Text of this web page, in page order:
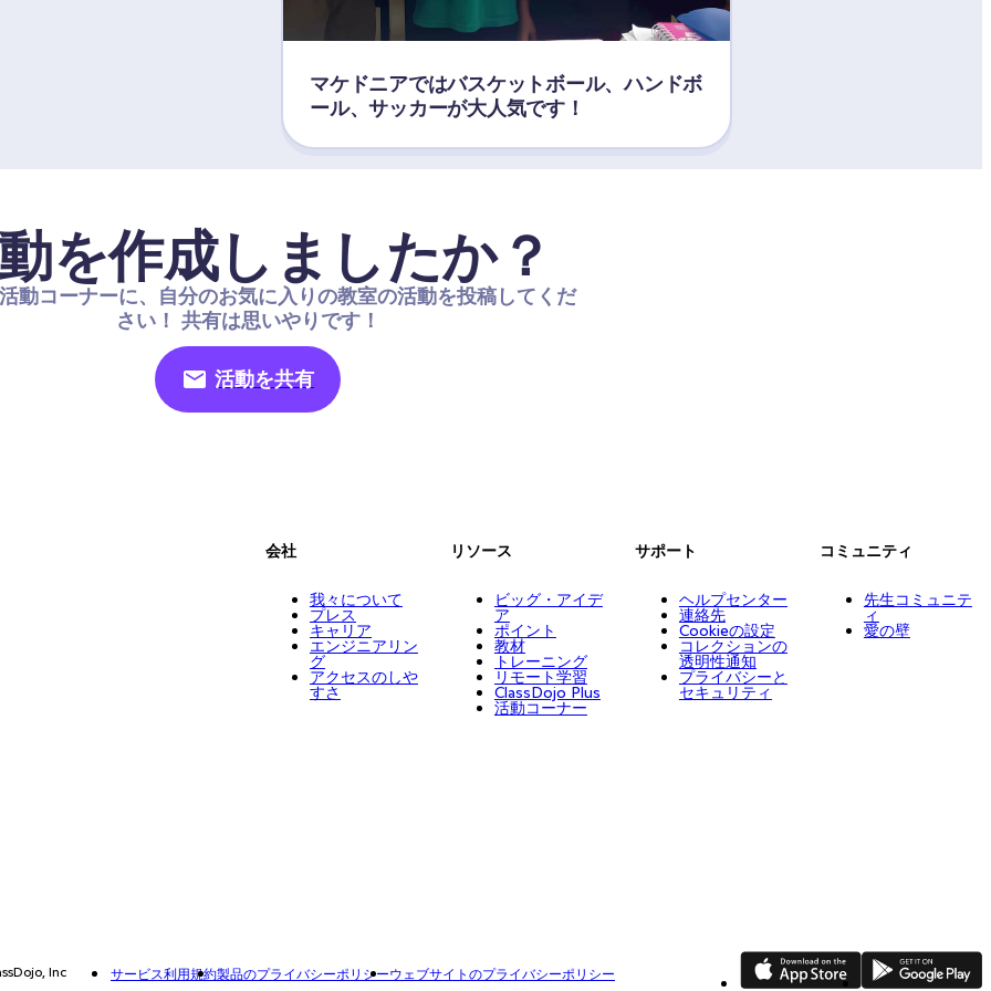
マケドニアではバスケットボール、ハンドボ
ール、サッカーが大人気です！
を作成しましたか？
動コーナーに、自分のお気に入りの教室の活動を投稿してくだ
さい！ 共有は思いやりです！
活動を共有
会社
我々について
プレス
キャリア
エンジニアリン
グ
アクセスのしや
すさ
リソース
ビッグ・アイデ
ア
ポイント
教材
トレーニング
リモート学習
ClassDojo Plus
活動コーナー
サポート
ヘルプセンター
連絡先
Cookieの設定
コレクションの
透明性通知
プライバシーと
セキュリティ
コミュニティ
先生コミュニテ
ィ
愛の壁
Inc サービス利用規約製品のプライバシーポリシーウェブサイトのプライバシーポリシー
App Store Google Play